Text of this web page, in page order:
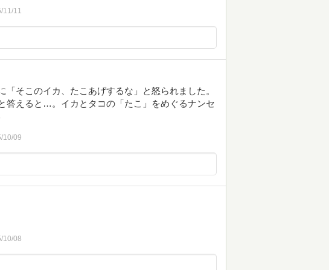
11/11
そこのイカ、たこあげするな」と怒られました。
答えると…。イカとタコの「たこ」をめぐるナンセ
10/09
10/08